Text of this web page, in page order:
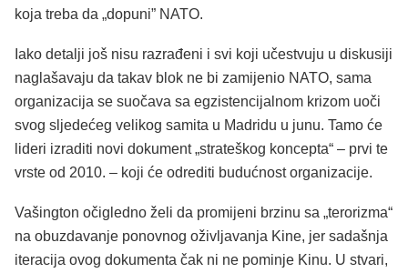
koja treba da „dopuni” NATO.
Iako detalji još nisu razrađeni i svi koji učestvuju u diskusiji
naglašavaju da takav blok ne bi zamijenio NATO, sama
organizacija se suočava sa egzistencijalnom krizom uoči
svog sljedećeg velikog samita u Madridu u junu. Tamo će
lideri izraditi novi dokument „strateškog koncepta“ – prvi te
vrste od 2010. – koji će odrediti budućnost organizacije.
Vašington očigledno želi da promijeni brzinu sa „terorizma“
na obuzdavanje ponovnog oživljavanja Kine, jer sadašnja
iteracija ovog dokumenta čak ni ne pominje Kinu. U stvari,